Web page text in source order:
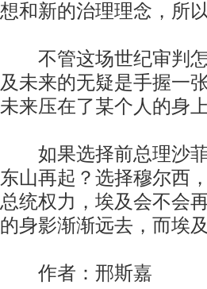
想和新的治理理念，所
不管这场世纪审判怎
及未来的无疑是手握一
未来压在了某个人的身
如果选择前总理沙菲
东山再起？选择穆尔西
总统权力，埃及会不会
的身影渐渐远去，而埃
作者：邢斯嘉